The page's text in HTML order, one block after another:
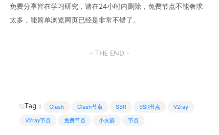
免费分享皆在学习研究，请在24小时内删除，免费节点不能奢求
太多，能简单浏览网页已经是非常不错了。
- THE END -
Tag： Clash Clash节点 SSR SSR节点
V2ray
V2ray节点
免费节点 小火箭 节点